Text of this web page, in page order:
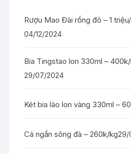
Rượu Mao Đài rồng đỏ – 1
04/12/2024
Bia Tingstao lon 330ml –
29/07/2024
Két bia lào lon vàng 330ml –
Cá ngần sông đà – 260k/kg29/